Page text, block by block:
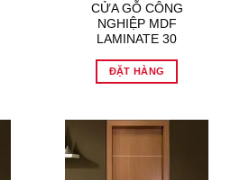
CỬA GỖ CÔNG
NGHIỆP MDF
LAMINATE 30
ĐẶT HÀNG